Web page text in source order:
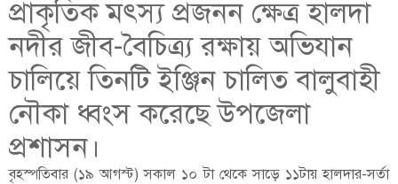
প্রাকৃতিক মৎস্য প্রজনন ক্ষেত্র হালদা
নদীর জীব-বৈচিত্র্য রক্ষায় অভিযান
চালিয়ে তিনটি ইঞ্জিন চালিত বালুবাহী
নৌকা ধ্বংস করেছে উপজেলা
প্রশাসন।
বৃহস্পতিবার (১৯ আগস্ট) সকাল ১০ টা থেকে সাড়ে ১১টায় হালদার-সর্তা